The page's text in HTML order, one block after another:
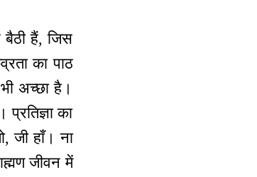
हैं, जिस
का पाठ
अच्छा है।
प्रतिज्ञा का
जी हाँ। ना
जीवन में